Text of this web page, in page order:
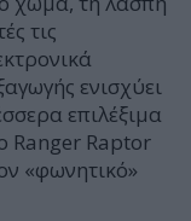
τις
ενισχύει
επιλέξιμα
Ranger Raptor
«φωνητικό»